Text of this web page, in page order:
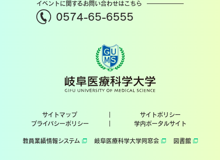
イベントに関するお問い合わせはこちら
0574-65-6555
サイトマップ
サイトポリシー
プライバシーポリシー
学内ポータルサイト
教員業績情報システム 岐阜医療科学大学同窓会 図書館